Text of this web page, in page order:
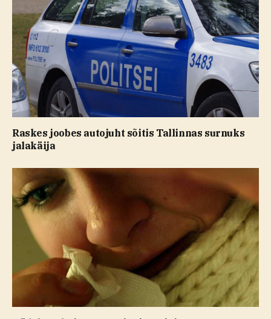
Raskes joobes autojuht sõitis Tallinnas surnuks
jalakäija